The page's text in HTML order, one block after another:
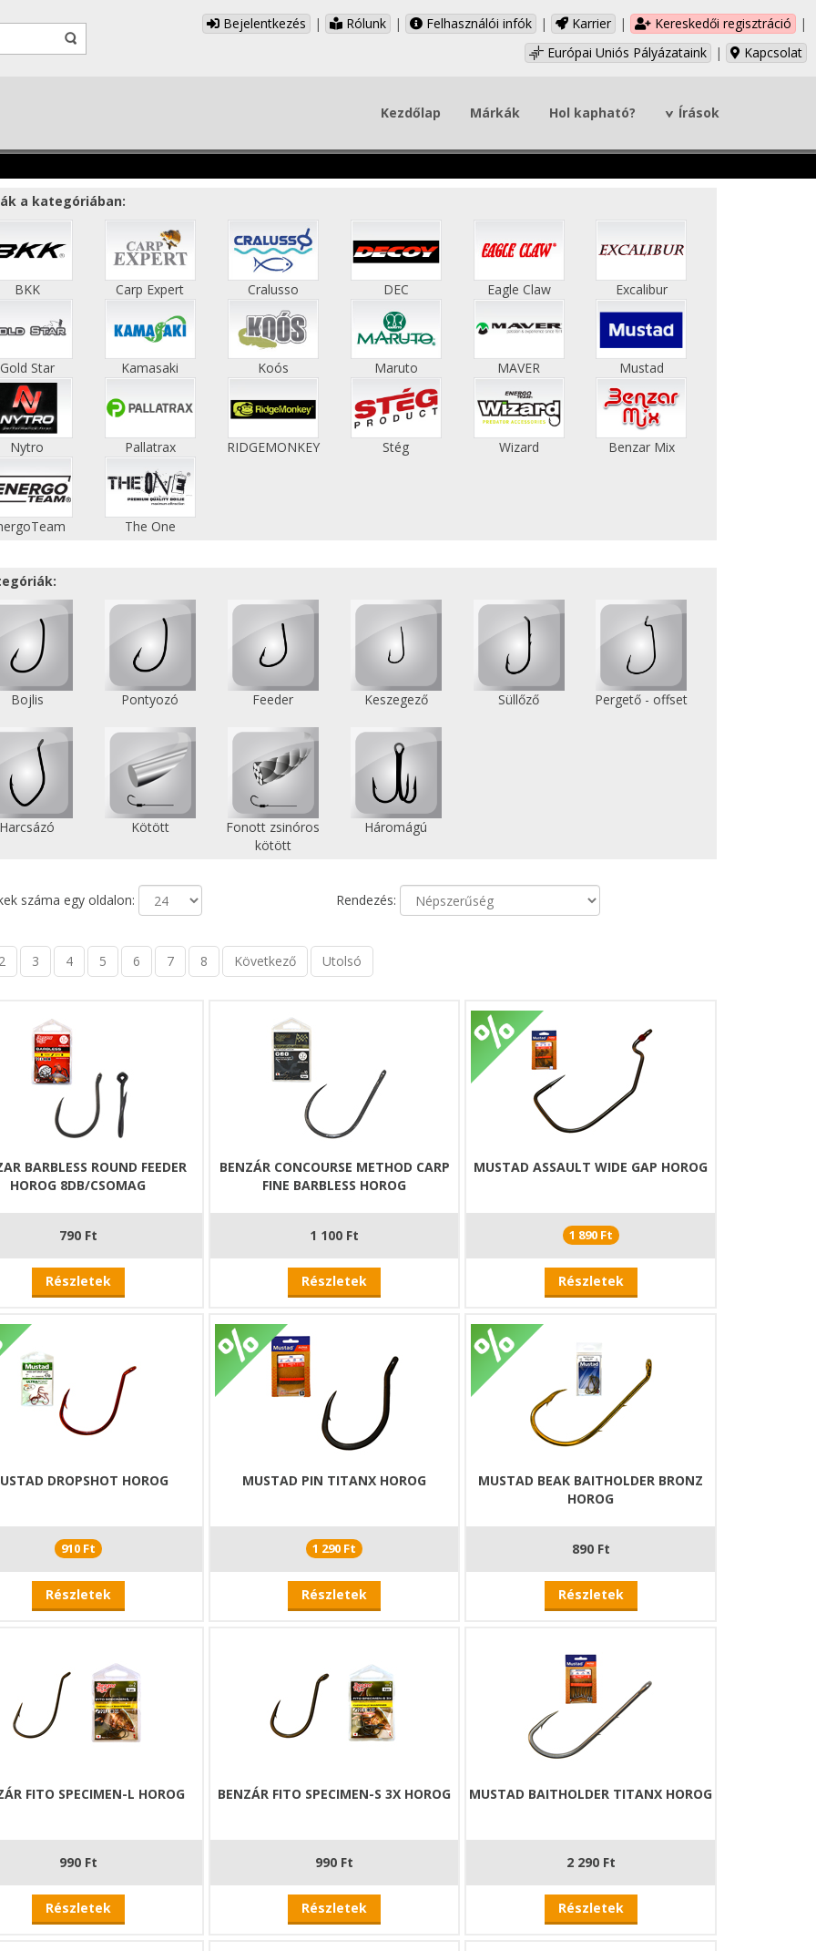
Bejelentkezés | Rólunk | Felhasználói infók | Karrier | Kereskedői regisztráció
|
Európai Uniós Pályázataink
| Kapcsolat
Kezdőlap Márkák Hol kapható? Írások
a kategóriában:
BKK Carp Expert Cralusso DEC Eagle Claw Excalibur
Gold Star Kamasaki Koós Maruto MAVER Mustad
Nytro Pallatrax RIDGEMONKEY Stég Wizard Benzar Mix
The One
Bojlis Pontyozó Feeder Keszegező Süllőző Pergető - offset
Harcsázó Kötött
Fonott zsinóros
kötött
Háromágú
száma egy oldalon: Rendezés:
3 4 5 6 7 8 Következő Utolsó
BARBLESS ROUND FEEDER
HOROG 8DB/CSOMAG
790 Ft
Részletek
BENZÁR CONCOURSE METHOD CARP
FINE BARBLESS HOROG
1 100 Ft
Részletek
MUSTAD ASSAULT WIDE GAP HOROG
1 890 Ft
Részletek
DROPSHOT HOROG
910 Ft
Részletek
MUSTAD PIN TITANX HOROG
1 290 Ft
Részletek
MUSTAD BEAK BAITHOLDER BRONZ
HOROG
890 Ft
Részletek
FITO SPECIMEN-L HOROG
990 Ft
Részletek
BENZÁR FITO SPECIMEN-S 3X HOROG
990 Ft
Részletek
MUSTAD BAITHOLDER TITANX HOROG
2 290 Ft
Részletek